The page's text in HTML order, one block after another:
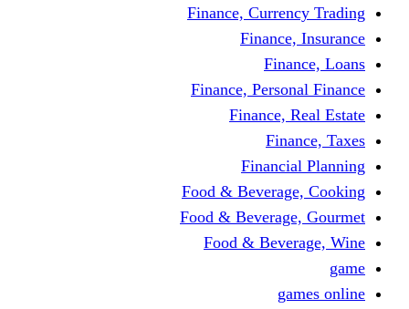
Finance,
Finance,
Finance,
Food &
Food &
Food &